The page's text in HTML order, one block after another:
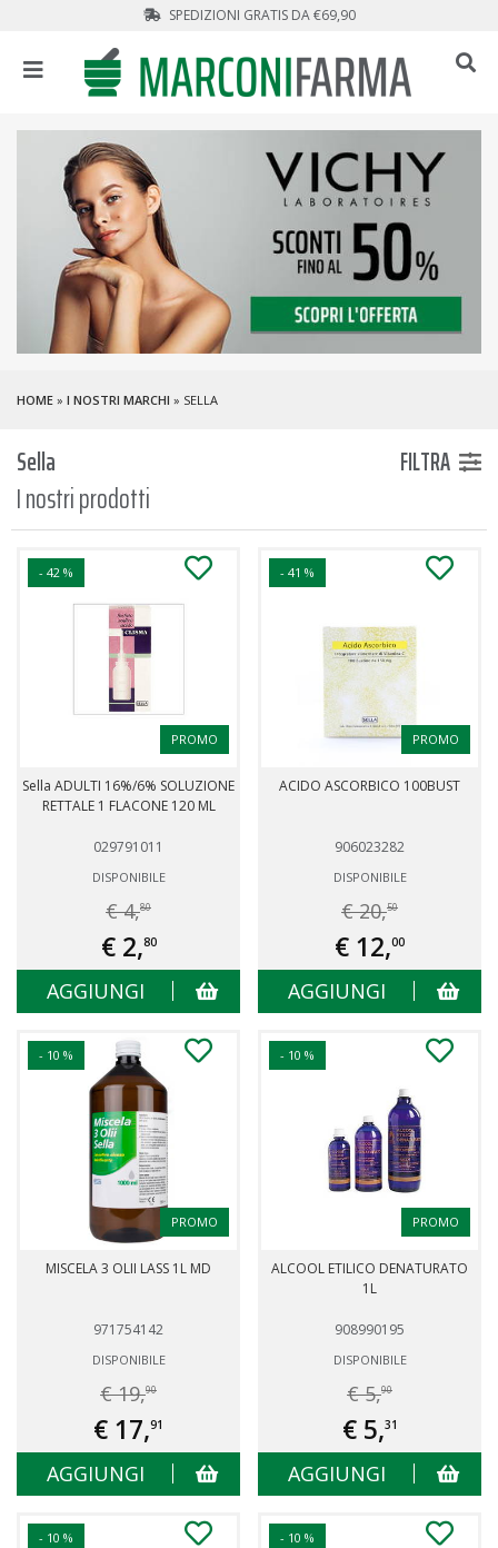
SPEDIZIONI GRATIS DA €69,90
HOME » I NOSTRI MARCHI » SELLA
Sella FILTRA
I nostri prodotti
- 42 %
PROMO
Sella ADULTI 16%/6% SOLUZIONE
RETTALE 1 FLACONE 120 ML
029791011
DISPONIBILE
€ 4,80
€ 2,80
AGGIUNGI
- 41 %
PROMO
ACIDO ASCORBICO 100BUST
906023282
DISPONIBILE
€ 20,50
€ 12,00
AGGIUNGI
- 10 %
PROMO
MISCELA 3 OLII LASS 1L MD
971754142
DISPONIBILE
€ 19,90
€ 17,91
AGGIUNGI
- 10 %
PROMO
ALCOOL ETILICO DENATURATO
1L
908990195
DISPONIBILE
€ 5,90
€ 5,31
AGGIUNGI
- 10 % - 10 %